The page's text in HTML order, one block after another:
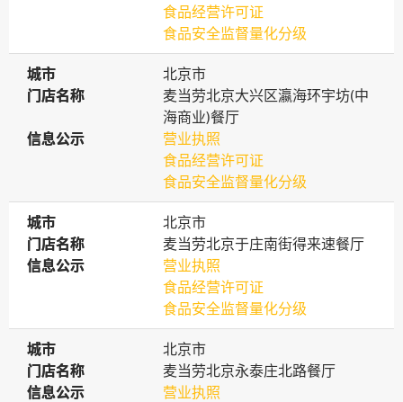
食品经营许可证
食品安全监督量化分级
城市
城市
北京市
门店名称
门店名称
麦当劳北京大兴区瀛海环宇坊(中
海商业)餐厅
信息公示
信息公示
营业执照
食品经营许可证
食品安全监督量化分级
城市
城市
北京市
门店名称
门店名称
麦当劳北京于庄南街得来速餐厅
信息公示
信息公示
营业执照
食品经营许可证
食品安全监督量化分级
城市
城市
北京市
门店名称
门店名称
麦当劳北京永泰庄北路餐厅
信息公示
信息公示
营业执照